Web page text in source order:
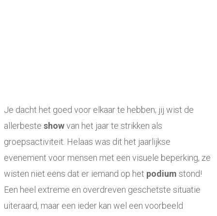
Je dacht het goed voor elkaar te hebben; jij wist de
allerbeste showvan het jaar te strikken als
groepsactiviteit. Helaas was dit het jaarlijkse
evenement voor mensen met een visuele beperking, ze
wisten niet eens dat er iemand op het podium stond!
Een heel extreme en overdreven geschetste situatie
uiteraard, maar een ieder kan wel een voorbeeld